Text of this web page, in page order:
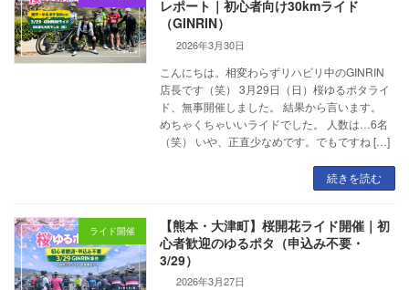
レポート｜初心者向け30kmライド
（GINRIN）
2026年3月30日
こんにちは。相変わらずリハビリ中のGINRIN
店長です（笑） 3月29日（日）桜ゆるポタライ
ド、無事開催しました。 結果から言います。
めちゃくちゃいいライドでした。 人数は…6名
（笑） いや、正直少なめです。でもですね […]
続きを読む
ライド開催
【熊本・大津町】桜開花ライド開催｜初
心者歓迎のゆるポタ（申込み不要・
3/29）
2026年3月27日